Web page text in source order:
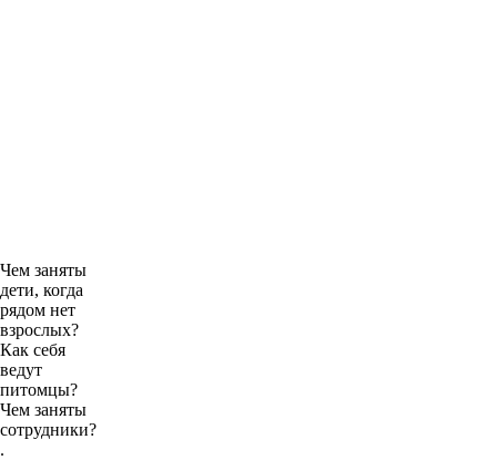
Чем заняты
дети, когда
рядом нет
взрослых?
Как себя
ведут
питомцы?
Чем заняты
сотрудники?
.